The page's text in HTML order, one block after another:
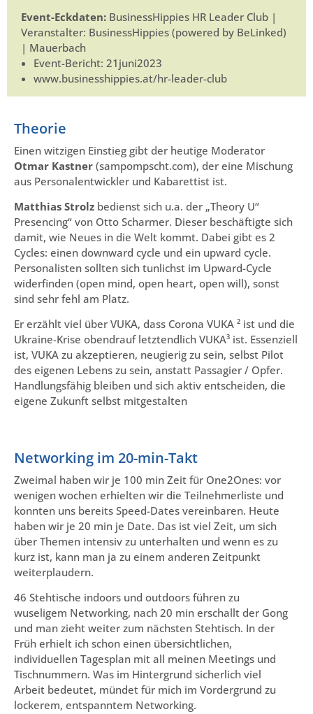
Event-Eckdaten: BusinessHippies HR Leader Club |
Veranstalter: BusinessHippies (powered by BeLinked)
| Mauerbach
Event-Bericht: 21juni2023
www.businesshippies.at/hr-leader-club
Theorie
Einen witzigen Einstieg gibt der heutige Moderator
Otmar Kastner (sampompscht.com), der eine Mischung
aus Personalentwickler und Kabarettist ist.
Matthias Strolz bedienst sich u.a. der „Theory U“
Presencing“ von Otto Scharmer. Dieser beschäftigte sich
damit, wie Neues in die Welt kommt. Dabei gibt es 2
Cycles: einen downward cycle und ein upward cycle.
Personalisten sollten sich tunlichst im Upward-Cycle
widerfinden (open mind, open heart, open will), sonst
sind sehr fehl am Platz.
Er erzählt viel über VUKA, dass Corona VUKA ² ist und die
Ukraine-Krise obendrauf letztendlich VUKA³ ist. Essenziell
ist, VUKA zu akzeptieren, neugierig zu sein, selbst Pilot
des eigenen Lebens zu sein, anstatt Passagier / Opfer.
Handlungsfähig bleiben und sich aktiv entscheiden, die
eigene Zukunft selbst mitgestalten
Networking im 20-min-Takt
Zweimal haben wir je 100 min Zeit für One2Ones: vor
wenigen wochen erhielten wir die Teilnehmerliste und
konnten uns bereits Speed-Dates vereinbaren. Heute
haben wir je 20 min je Date. Das ist viel Zeit, um sich
über Themen intensiv zu unterhalten und wenn es zu
kurz ist, kann man ja zu einem anderen Zeitpunkt
weiterplaudern.
46 Stehtische indoors und outdoors führen zu
wuseligem Networking, nach 20 min erschallt der Gong
und man zieht weiter zum nächsten Stehtisch. In der
Früh erhielt ich schon einen übersichtlichen,
individuellen Tagesplan mit all meinen Meetings und
Tischnummern. Was im Hintergrund sicherlich viel
Arbeit bedeutet, mündet für mich im Vordergrund zu
lockerem, entspanntem Networking.